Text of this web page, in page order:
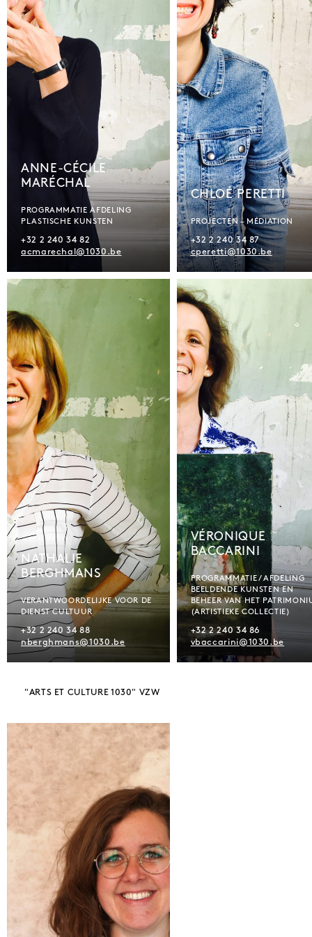
ANNE-CÉCILE
MARÉCHAL
PROGRAMMATIE AFDELING
PLASTISCHE KUNSTEN
+32 2 240 34 82
acmarechal@1030.be
CHLOÉ PERETTI
PROJECTEN – MÉDIATION
+32 2 240 34 87
cperetti@1030.be
NATHALIE
BERGHMANS
VERANTWOORDELIJKE VOOR DE
DIENST CULTUUR
+32 2 240 34 88
nberghmans@1030.be
VÉRONIQUE
BACCARINI
PROGRAMMATIE / AFDELING
BEELDENDE KUNSTEN EN
BEHEER VAN HET
(ARTISTIEKE COLLECTIE)
+32 2 240 34 86
vbaccarini@1030.be
"ARTS ET CULTURE 1030" VZW